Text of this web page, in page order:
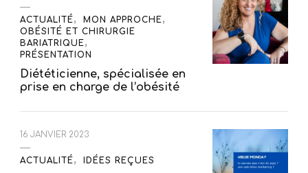
ACTUALITÉ
MON APPROCHE
OBÉSITÉ ET CHIRURGIE
BARIATRIQUE
PRÉSENTATION
Diététicienne, spécialisée en
prise en charge de l’obésité
16 JANVIER 2023
ACTUALITÉ IDÉES REÇUES